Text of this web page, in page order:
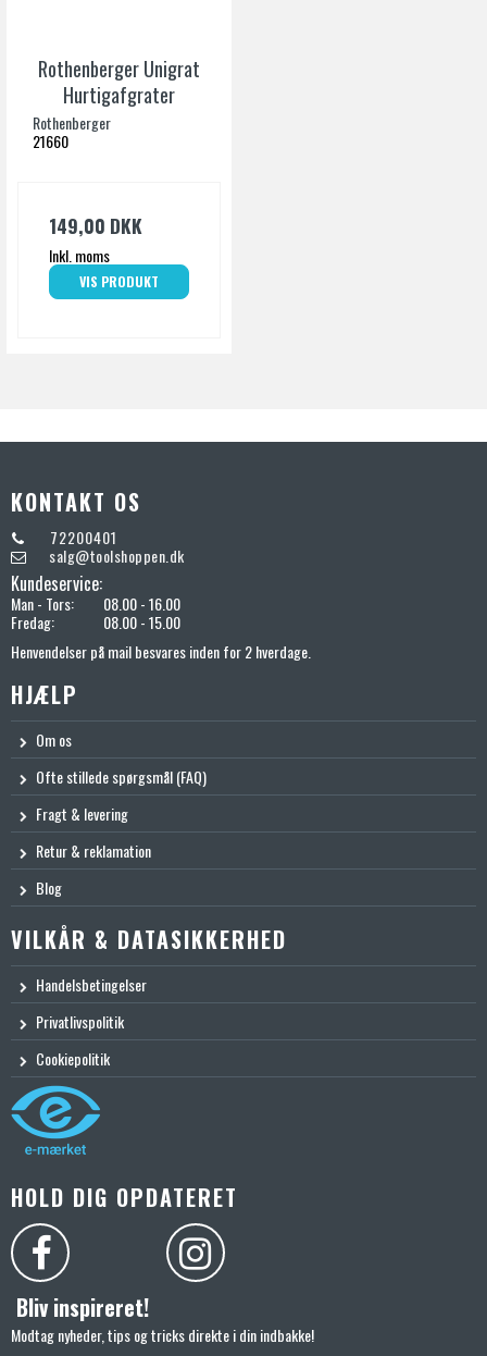
Rothenberger Unigrat
Hurtigafgrater
Rothenberger
21660
149,00 DKK
Inkl. moms
VIS PRODUKT
KONTAKT OS
72200401
salg@toolshoppen.dk
Kundeservice:
Man - Tors:
08.00 - 16.00
Fredag:
08.00 - 15.00
Henvendelser på mail besvares inden for 2 hverdage.
HJÆLP
Om os
Ofte stillede spørgsmål (FAQ)
Fragt & levering
Retur & reklamation
Blog
VILKÅR & DATASIKKERHED
Handelsbetingelser
Privatlivspolitik
Cookiepolitik
HOLD DIG OPDATERET
Bliv inspireret!
Modtag nyheder, tips og tricks direkte i din indbakke!